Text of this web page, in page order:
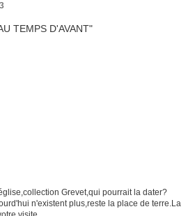
Grevet,qui pourrait la dater?
n'existent plus,reste la place de terre.La